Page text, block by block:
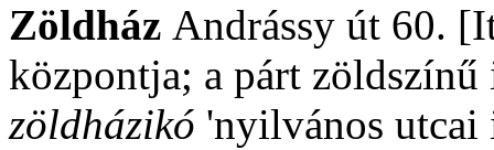
Zöldház Andrássy út 60.
központja; a párt zöldszínű
zöldházikó 'nyilvános